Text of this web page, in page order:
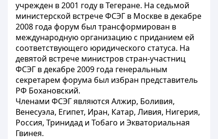
учрежден в 2001 году в Тегеране. На седьмой
министерской встрече ФСЭГ в Москве в декабре
2008 года форум был трансформирован в
международную организацию с приданием ей
соответствующего юридического статуса. На
девятой встрече министров стран-участниц
ФСЭГ в декабре 2009 года генеральным
секретарем форума был избран представитель
РФ Бохановский.
Членами ФСЭГ являются Алжир, Боливия,
Венесуэла, Египет, Иран, Катар, Ливия, Нигерия,
Россия, Тринидад и Тобаго и Экваториальная
Гвинея.